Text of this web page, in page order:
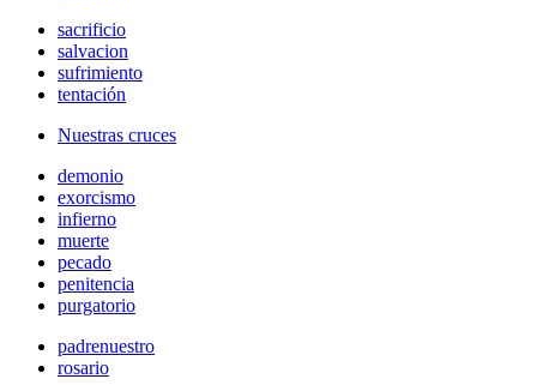
sacrificio
salvacion
sufrimiento
tentación
Nuestras cruces
demonio
exorcismo
infierno
muerte
pecado
penitencia
purgatorio
padrenuestro
rosario